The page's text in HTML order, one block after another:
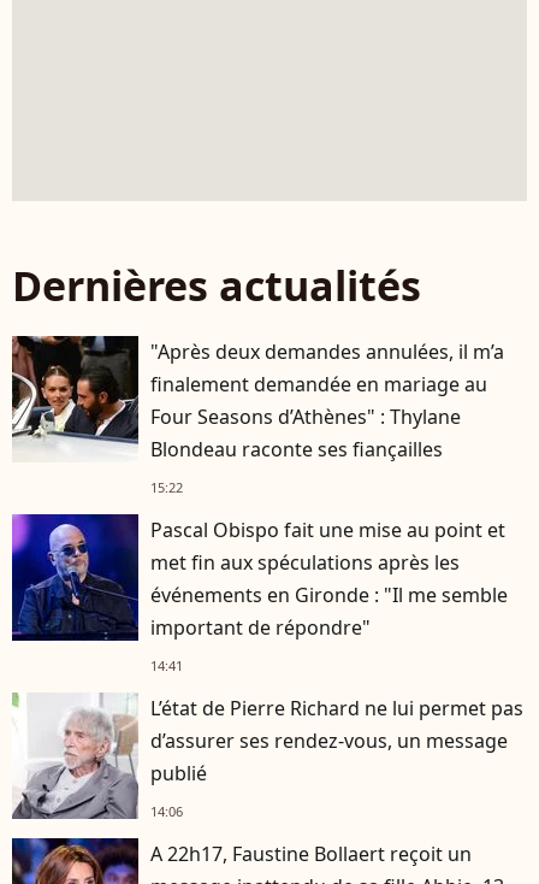
Dernières actualités
"Après deux demandes annulées, il m’a
finalement demandée en mariage au
Four Seasons d’Athènes" : Thylane
Blondeau raconte ses fiançailles
15:22
Pascal Obispo fait une mise au point et
met fin aux spéculations après les
événements en Gironde : "Il me semble
important de répondre"
14:41
L’état de Pierre Richard ne lui permet pas
d’assurer ses rendez-vous, un message
publié
14:06
A 22h17, Faustine Bollaert reçoit un